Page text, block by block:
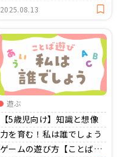
2025.08.13
遊ぶ
【5歳児向け】知識と想像
力を育む！私は誰でしょう
ゲームの遊び方【ことば遊